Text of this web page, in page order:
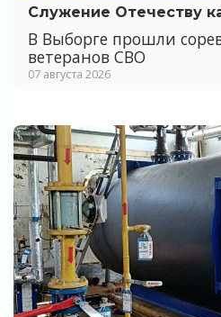
Служение Отечеству
В Выборге прошли
ветеранов СВО
07 августа 2026